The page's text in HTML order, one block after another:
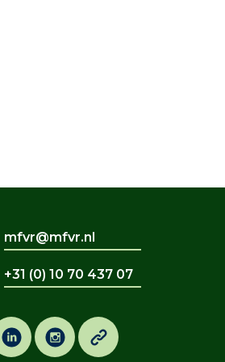
mfvr@mfvr.nl
+31 (0) 10 70 437 07